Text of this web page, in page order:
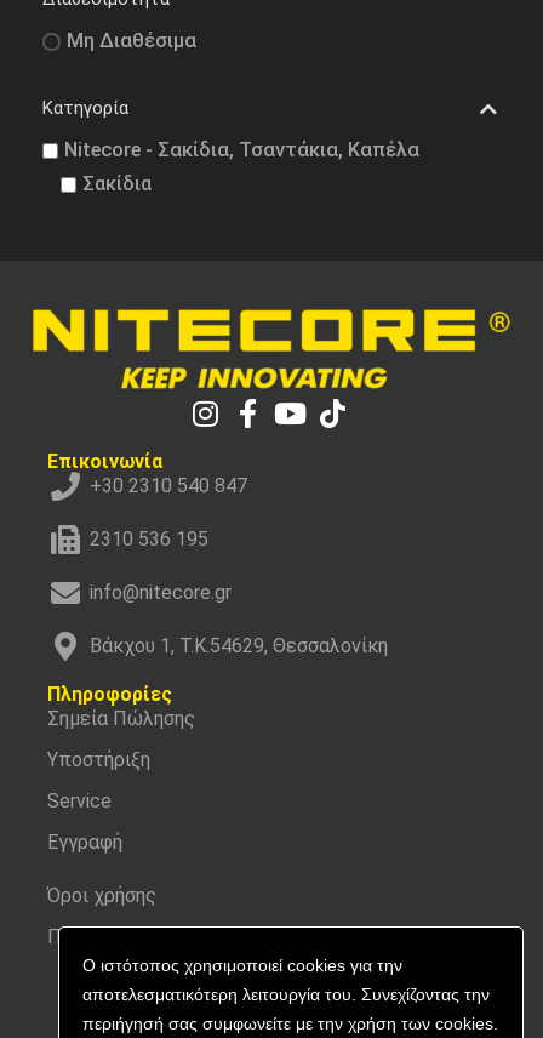
Ο ιστότοπος χρησιμοποιεί cookies για την
αποτελεσματικότερη λειτουργία του. Συνεχίζοντας την
περιήγησή σας συμφωνείτε με την χρήση των cookies.
Μη Διαθέσιμα
Κατηγορία
Nitecore - Σακίδια, Τσαντάκια, Καπέλα
Σακίδια
Επικοινωνία
+30 2310 540 847
2310 536 195
info@nitecore.gr
Βάκχου 1, Τ.Κ.54629, Θεσσαλονίκη
Πληροφορίες
Σημεία Πώλησης
Υποστήριξη
Service
Εγγραφή
Όροι χρήσης
Προσωπικά δεδομένα